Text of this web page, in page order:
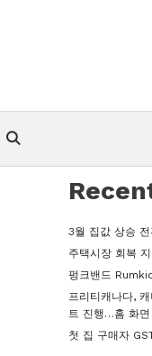
3월 집값 상승
주택시장 회복
펑크밴드
프리티캐나다,
트 진행…홈 화면
첫 집 구매자